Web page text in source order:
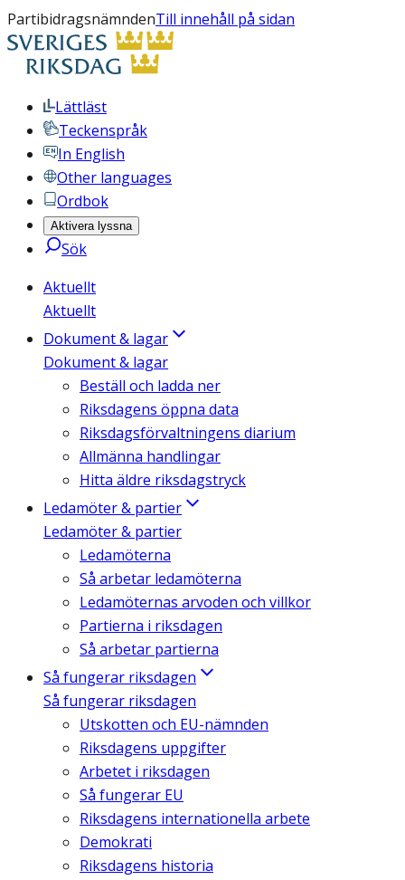
PartibidragsnämndenTill innehåll på sidan
Lättläst
Teckenspråk
In English
Other languages
Ordbok
Aktivera lyssna
Sök
Aktuellt
Aktuellt
Dokument & lagar
Dokument & lagar
Beställ och ladda ner
Riksdagens öppna data
Riksdagsförvaltningens diarium
Allmänna handlingar
Hitta äldre riksdagstryck
Ledamöter & partier
Ledamöter & partier
Ledamöterna
Så arbetar ledamöterna
Ledamöternas arvoden och villkor
Partierna i riksdagen
Så arbetar partierna
Så fungerar riksdagen
Så fungerar riksdagen
Utskotten och EU-nämnden
Riksdagens uppgifter
Arbetet i riksdagen
Så fungerar EU
Riksdagens internationella arbete
Demokrati
Riksdagens historia